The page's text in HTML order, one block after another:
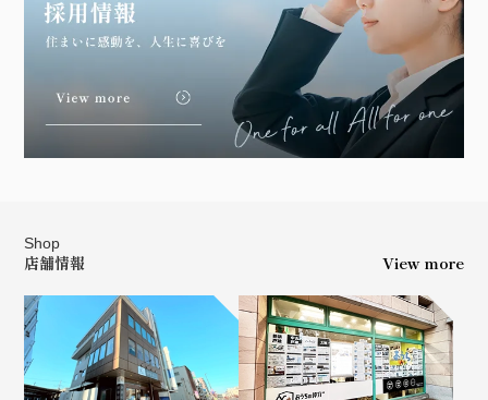
Shop
店舗情報 View more